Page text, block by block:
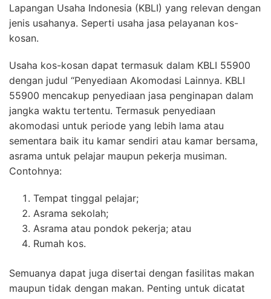
Lapangan Usaha Indonesia (KBLI) yang relevan dengan
jenis usahanya. Seperti usaha jasa pelayanan kos-
kosan.
Usaha kos-kosan dapat termasuk dalam KBLI 55900
dengan judul “Penyediaan Akomodasi Lainnya. KBLI
55900 mencakup penyediaan jasa penginapan dalam
jangka waktu tertentu. Termasuk penyediaan
akomodasi untuk periode yang lebih lama atau
sementara baik itu kamar sendiri atau kamar bersama,
asrama untuk pelajar maupun pekerja musiman.
Contohnya:
Tempat tinggal pelajar;
Asrama sekolah;
Asrama atau pondok pekerja; atau
Rumah kos.
Semuanya dapat juga disertai dengan fasilitas makan
maupun tidak dengan makan. Penting untuk dicatat